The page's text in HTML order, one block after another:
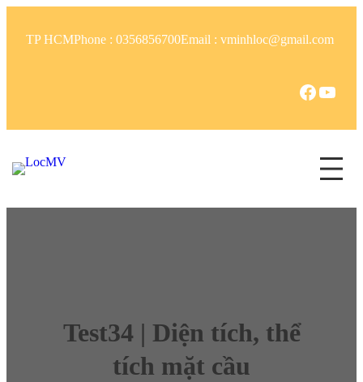
TP HCMPhone : 0356856700Email : vminhloc@gmail.com
Test34 | Diện tích, thể
tích mặt cầu